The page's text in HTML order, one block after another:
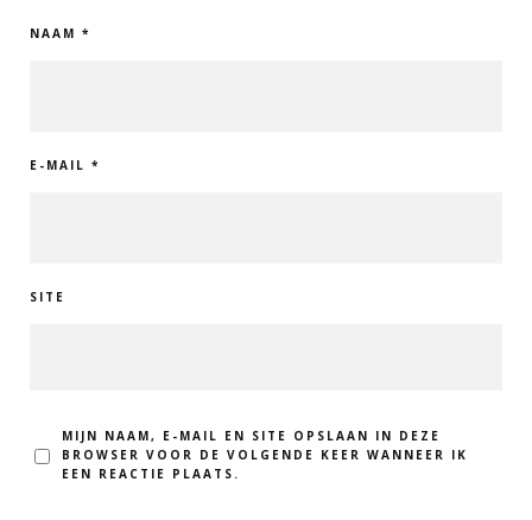
NAAM *
E-MAIL *
SITE
MIJN NAAM, E-MAIL EN SITE OPSLAAN IN DEZE
BROWSER VOOR DE VOLGENDE KEER WANNEER IK
EEN REACTIE PLAATS.